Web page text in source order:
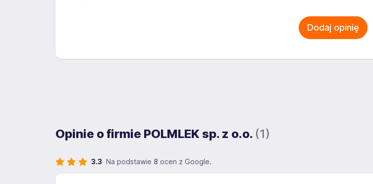
Dodaj opinię
Opinie o firmie POLMLEK sp. z o.o. (1)
3.3 Na podstawie 8 ocen z Google.